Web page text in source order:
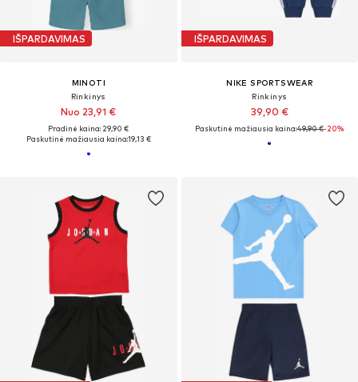
IŠPARDAVIMAS
MINOTI
Rinkinys
Nuo 23,91 €
Pradinė kaina: 29,90 €
Paskutinė mažiausia kaina:19,13 €
IŠPARDAVIMAS
NIKE SPORTSWEAR
Rinkinys
39,90 €
Paskutinė mažiausia kaina:49,90 €-20%